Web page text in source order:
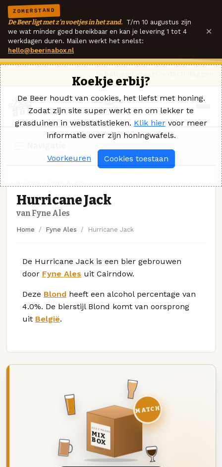
ZOMERSTAND
De Beer ligt met z'n voetjes in het zand. T/m 10 augustus zijn
we wat minder goed bereikbaar en kan je levering 1 tot 4
werkdagen duren. Mailen werkt het snelst:
hello@beerinabox.nl
×
Hurricane Jack
van Fyne Ales
Home Fyne Ales Hurricane Jack
De Hurricane Jack is een bier gebrouwen
door Fyne Ales uit Cairndow.
Deze Blond heeft een alcohol percentage van
4.0%. De bierstijl Blond komt van oorsprong
uit België.
DEZE MAAND
MIX
BOX
8 BIEREN
MATCH
Koekje erbij?
De Beer houdt van cookies, het liefst met honing.
Zodat zijn site super werkt en om lekker te
grasduinen in webstatistieken. Klik hier voor meer
informatie over zijn honingwafels.
Voorkeuren Cookies toestaan